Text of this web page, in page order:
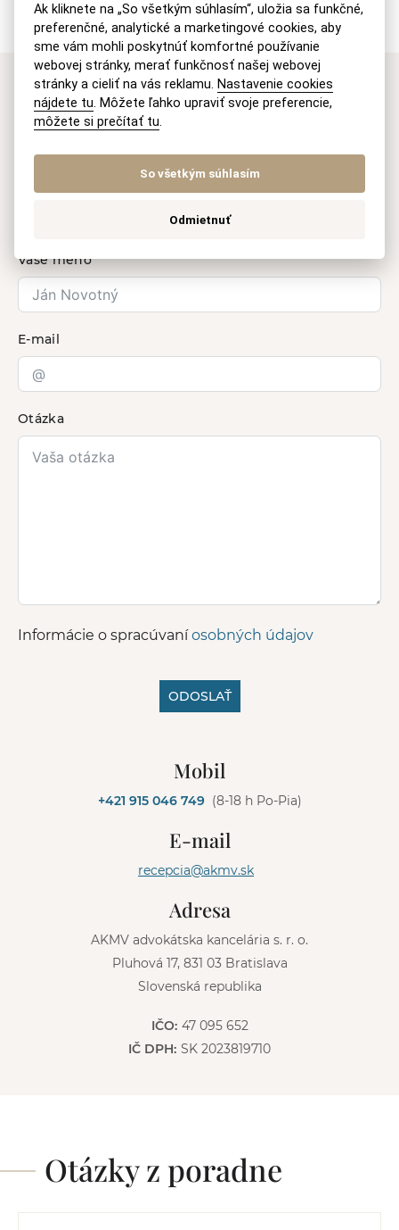
Máte záujem o naše
právne služby?
Kontaktujte nás
Vaše meno
E-mail
Otázka
Informácie o spracúvaníosobných údajov
ODOSLAŤ
Mobil
+421 915 046 749 (8-18 h Po-Pia)
E-mail
recepcia@akmv.sk
Adresa
AKMV advokátska kancelária s. r. o.
Pluhová 17, 831 03 Bratislava
Slovenská republika
IČO: 47 095 652
IČ DPH: SK 2023819710
Otázky z poradne
Ak kliknete na „So všetkým súhlasím“, uložia sa funkčné,
preferenčné, analytické a marketingové cookies, aby
sme vám mohli poskytnúť komfortné používanie
webovej stránky, merať funkčnosť našej webovej
stránky a cieliť na vás reklamu. Nastavenie cookies
nájdete tu. Môžete ľahko upraviť svoje preferencie,
môžete si prečítať tu.
So všetkým súhlasím
Odmietnuť